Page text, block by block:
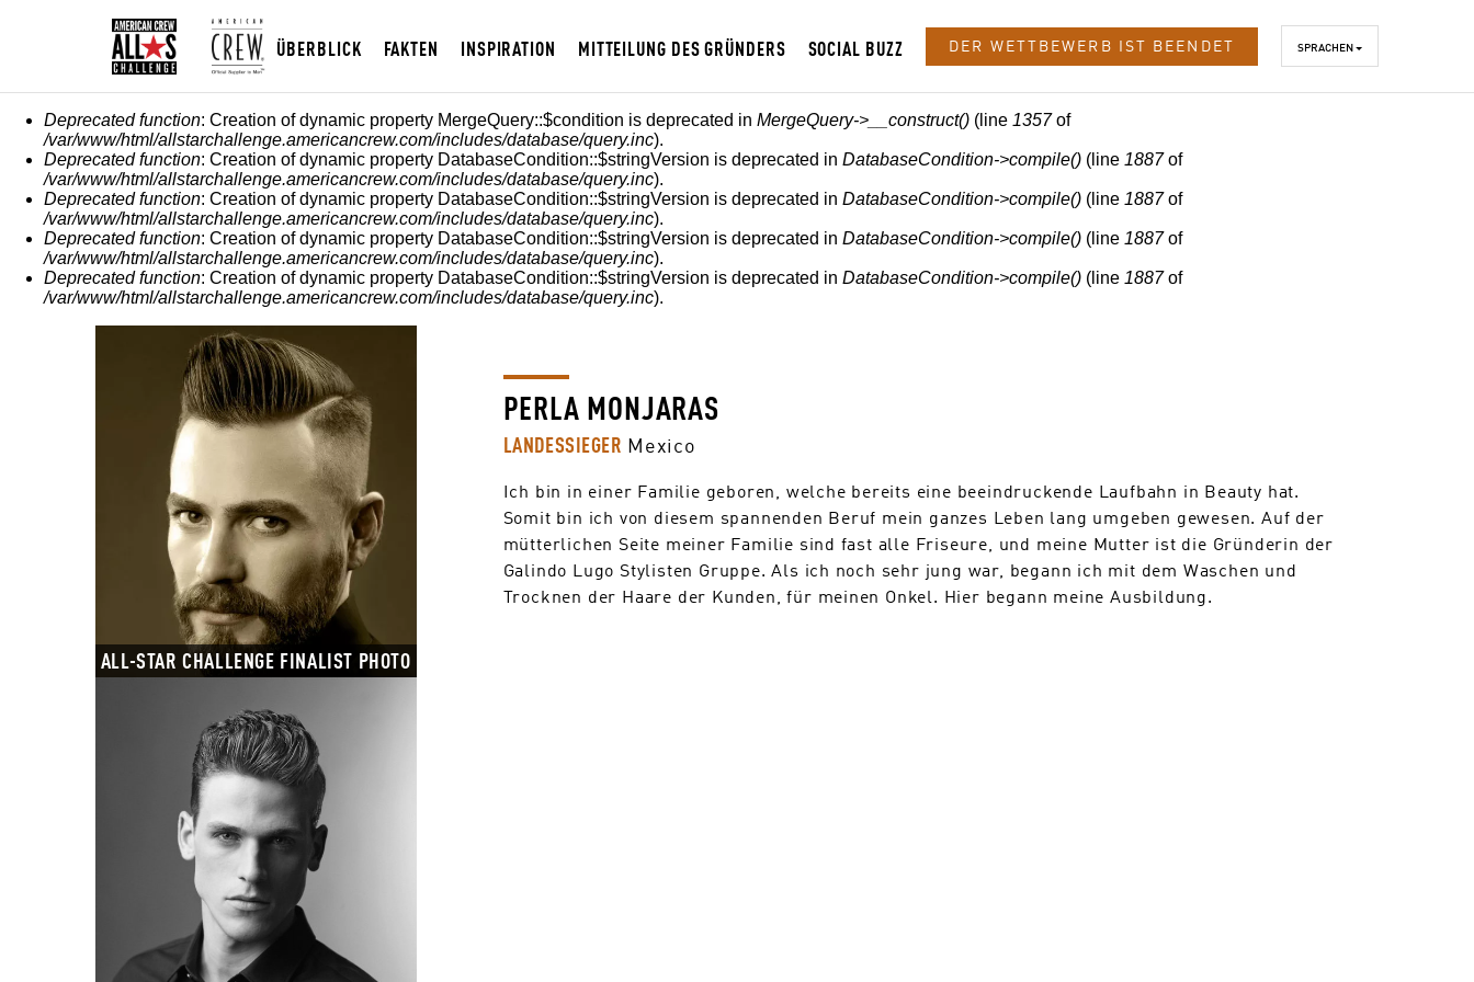
ÜBERBLICK FAKTEN INSPIRATION MITTEILUNG DES GRÜNDERS SOCIAL BUZZ DER WETTBEWERB IST BEENDET SPRACHEN
FEHLERMELDUNG
Deprecated function: Creation of dynamic property MergeQuery::$condition is deprecated in MergeQuery->__construct() (line 1357of
/var/www/html/allstarchallenge.americancrew.com/includes/database/query.inc).
Deprecated function: Creation of dynamic property DatabaseCondition::$stringVersion is deprecated in DatabaseCondition->compile() (line 1887of
/var/www/html/allstarchallenge.americancrew.com/includes/database/query.inc).
Deprecated function: Creation of dynamic property DatabaseCondition::$stringVersion is deprecated in DatabaseCondition->compile() (line 1887of
/var/www/html/allstarchallenge.americancrew.com/includes/database/query.inc).
Deprecated function: Creation of dynamic property DatabaseCondition::$stringVersion is deprecated in DatabaseCondition->compile() (line 1887of
/var/www/html/allstarchallenge.americancrew.com/includes/database/query.inc).
Deprecated function: Creation of dynamic property DatabaseCondition::$stringVersion is deprecated in DatabaseCondition->compile() (line 1887of
/var/www/html/allstarchallenge.americancrew.com/includes/database/query.inc).
ALL-STAR CHALLENGE FINALIST PHOTO
PERLA MONJARAS
LANDESSIEGER Mexico
Ich bin in einer Familie geboren, welche bereits eine beeindruckende Laufbahn in Beauty hat.
Somit bin ich von diesem spannenden Beruf mein ganzes Leben lang umgeben gewesen. Auf der
mütterlichen Seite meiner Familie sind fast alle Friseure, und meine Mutter ist die Gründerin der
Galindo Lugo Stylisten Gruppe. Als ich noch sehr jung war, begann ich mit dem Waschen und
Trocknen der Haare der Kunden, für meinen Onkel. Hier begann meine Ausbildung.